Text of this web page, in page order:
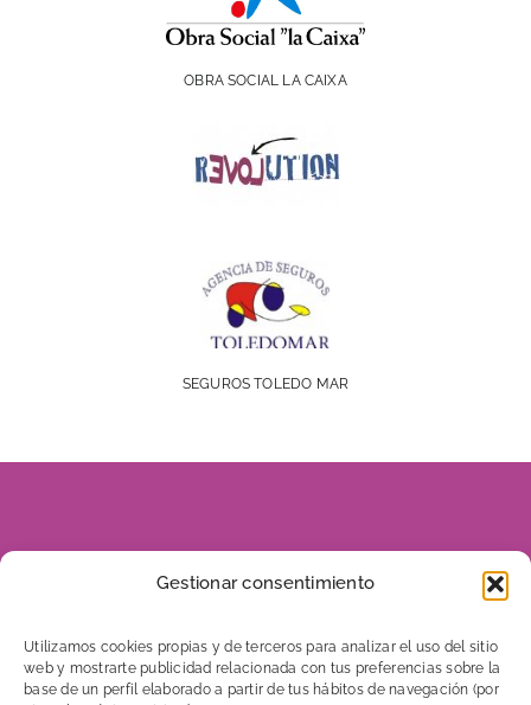
Gestionar consentimiento
Utilizamos cookies propias y de terceros para analizar el uso del sitio
web y mostrarte publicidad relacionada con tus preferencias sobre la
base de un perfil elaborado a partir de tus hábitos de navegación (por
OBRA SOCIAL LA CAIXA
SEGUROS TOLEDO MAR
928 816 960
606 656 046